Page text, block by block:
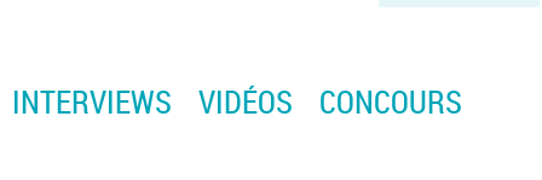
INTERVIEWS VIDÉOS CONCOURS